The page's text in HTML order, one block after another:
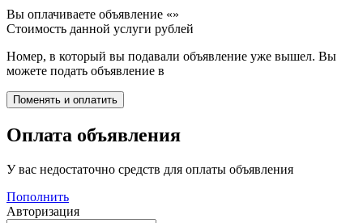
Вы оплачиваете объявление «»
Стоимость данной услуги рублей
Номер, в который вы подавали объявление уже вышел. Вы
можете подать объявление в
Оплата объявления
У вас недостаточно средств для оплаты объявления
Пополнить
Авторизация